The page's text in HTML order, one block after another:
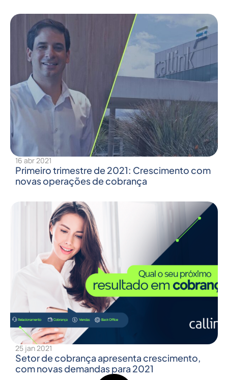
16 abr 2021
Primeiro trimestre de 2021: Crescimento com
novas operações de cobrança
25 jan 2021
Setor de cobrança apresenta crescimento,
com novas demandas para 2021